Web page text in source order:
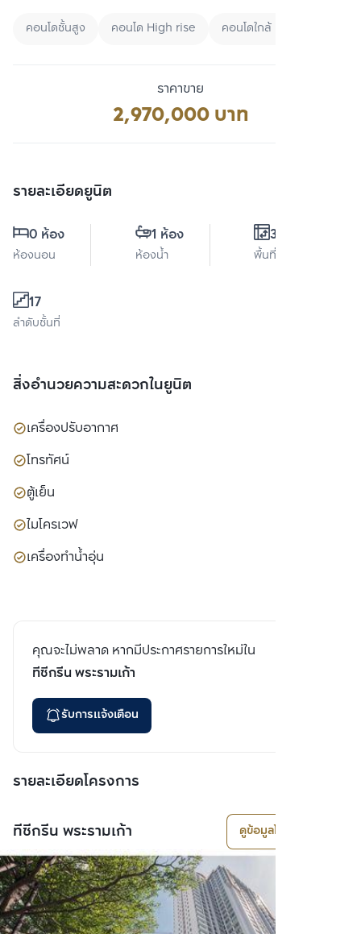
คอนโดชั้นสูง คอนโด High rise คอนโดใกล้ MRT
ราคาขาย
2,970,000 บาท
รายละเอียดยูนิต
0 ห้อง
ห้องนอน
1 ห้อง
ห้องน้ำ
30 ตร.ม.
พื้นที่ใช้สอย
17
ลำดับชั้นที่
สิ่งอำนวยความสะดวกในยูนิต
เครื่องปรับอากาศ
โทรทัศน์
ตู้เย็น
ไมโครเวฟ
เครื่องทำน้ำอุ่น
คุณจะไม่พลาด หากมีประกาศรายการใหม่ใน
ทีซีกรีน พระรามเก้า
รับการแจ้งเตือน
รายละเอียดโครงการ
ทีซีกรีน พระรามเก้า ดูข้อมูลโครงการ